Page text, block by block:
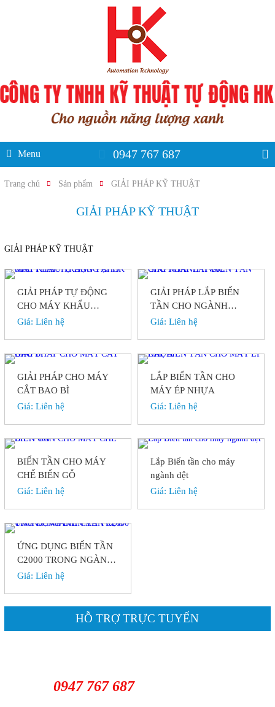
Menu 0947 767 687
Trang chủ Sản phẩm GIẢI PHÁP KỸ THUẬT
GIẢI PHÁP KỸ THUẬT
GIẢI PHÁP KỸ THUẬT
GIẢI PHÁP TỰ ĐỘNG
CHO MÁY KHẨU
TRANG TẠI HK
Giá: Liên hệ
GIẢI PHÁP LẮP BIẾN
TẦN CHO NGÀNH
HVAC
Giá: Liên hệ
GIẢI PHÁP CHO MÁY
CẮT BAO BÌ
Giá: Liên hệ
LẮP BIẾN TẦN CHO
MÁY ÉP NHỰA
Giá: Liên hệ
BIẾN TẦN CHO MÁY
CHẾ BIẾN GỖ
Giá: Liên hệ
Lắp Biến tần cho máy
ngành dệt
Giá: Liên hệ
ỨNG DỤNG BIẾN TẦN
C2000 TRONG NGÀNH
CẨU TRỤC
Giá: Liên hệ
HỖ TRỢ TRỰC TUYẾN
0947 767 687